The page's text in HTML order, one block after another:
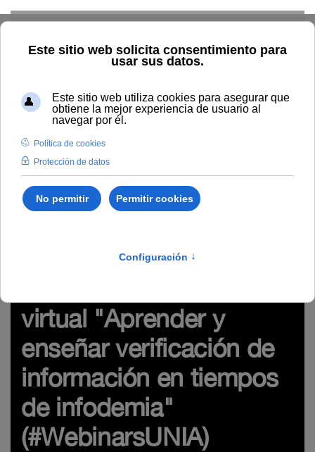
Inicio Innovación
Conocimiento abierto y difusión
Recursos Educativos en abierto
del seminario virtual "Aprender y enseñar verificación de
información en tiempos de infodemia" (#WebinarsUNIA)
virtual "Aprender y
enseñar verificación de
información en tiempos
de infodemia"
(#WebinarsUNIA)